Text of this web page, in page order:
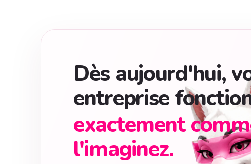
Dès aujourd'hui,
entreprise
exactement
l'imaginez.